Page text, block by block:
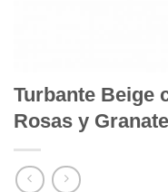
Turbante Beige
Rosas y